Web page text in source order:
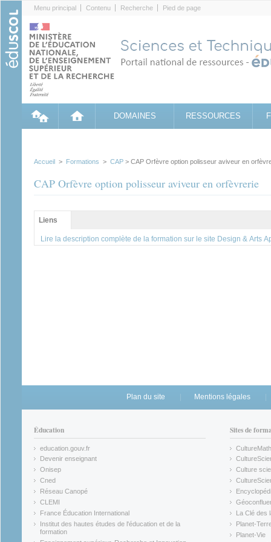
Menu principal Contenu Recherche Pied de page
DOMAINES RESSOURCES
Accueil > Formations > CAP > CAP Orfèvre option polisseur aviveur en
CAP Orfèvre option polisseur aviveur en orfèvrerie
Groupe principal
Liens
actif)
Lire la description complète de la formation sur le site Design & Arts
Plan du site Mentions légales
Éducation
education.gouv.fr
(link is external)
Devenir enseignant
(link is external)
Onisep
(link is external)
Cned
(link is external)
Réseau Canopé
(link is external)
CLEMI
(link is external)
France Éducation International
(link is external)
Institut des hautes études de l'éducation et de la
formation
(link is external)
Sites de
CultureMath
(link is
(link is
Culture
(link is
(link is
(link is
La Clé des
(link is
Planet-
(link is
Planet-Vie